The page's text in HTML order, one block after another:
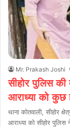
Mr. Prakash Joshi
सीहोर पुलिस की
आराध्या को कुछ
थाना कोतवाली, सीहोर
आराध्या को सीहोर पुलिस